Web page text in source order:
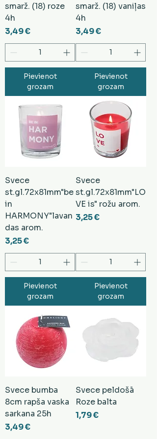
smarž. (18) roze
4h
Cena
3,49 €
Pievienot
grozam
smarž. (18) vaniļas
4h
Cena
3,49 €
Pievienot
grozam
Svece
st.gl.72x81mm"be
in
HARMONY"lavan
das arom.
Cena
3,25 €
Pievienot
grozam
Svece
st.gl.72x81mm"LO
VE is" rožu arom.
Cena
3,25 €
Pievienot
grozam
Svece bumba
8cm rapša vaska
sarkana 25h
Cena
3,49 €
Svece peldošā
Roze balta
Cena
1,79 €